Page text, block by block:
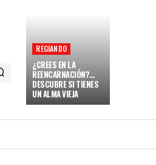
REGIANDO
¿CREES EN LA
REENCARNACIÓN?…
DESCUBRE SI TIENES
UN ALMA VIEJA